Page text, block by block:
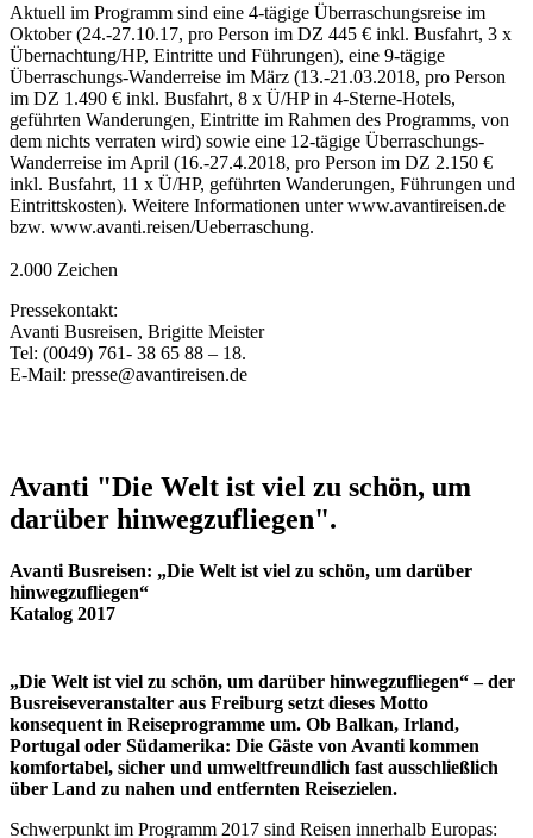
Aktuell im Programm sind eine 4-tägige Überraschungsreise im
Oktober (24.-27.10.17, pro Person im DZ 445 € inkl. Busfahrt, 3 x
Übernachtung/HP, Eintritte und Führungen), eine 9-tägige
Überraschungs-Wanderreise im März (13.-21.03.2018, pro Person
im DZ 1.490 € inkl. Busfahrt, 8 x Ü/HP in 4-Sterne-Hotels,
geführten Wanderungen, Eintritte im Rahmen des Programms, von
dem nichts verraten wird) sowie eine 12-tägige Überraschungs-
Wanderreise im April (16.-27.4.2018, pro Person im DZ 2.150 €
inkl. Busfahrt, 11 x Ü/HP, geführten Wanderungen, Führungen und
Eintrittskosten). Weitere Informationen unter www.avantireisen.de
bzw. www.avanti.reisen/Ueberraschung.
2.000 Zeichen
Pressekontakt:
Avanti Busreisen, Brigitte Meister
Tel: (0049) 761- 38 65 88 – 18.
E-Mail: presse@avantireisen.de
Avanti "Die Welt ist viel zu schön, um
darüber hinwegzufliegen".
Avanti Busreisen: „Die Welt ist viel zu schön, um darüber
hinwegzufliegen“
Katalog 2017
„Die Welt ist viel zu schön, um darüber hinwegzufliegen“ – der
Busreiseveranstalter aus Freiburg setzt dieses Motto
konsequent in Reiseprogramme um. Ob Balkan, Irland,
Portugal oder Südamerika: Die Gäste von Avanti kommen
komfortabel, sicher und umweltfreundlich fast ausschließlich
über Land zu nahen und entfernten Reisezielen.
Schwerpunkt im Programm 2017 sind Reisen innerhalb Europas: